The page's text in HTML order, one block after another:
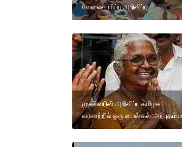
வேலைவாய்ப்பு அறிவிப்பு
முதல்வரின் அறிவிப்பு தமிழக
வரலாற்றில் ஒரு மைல்